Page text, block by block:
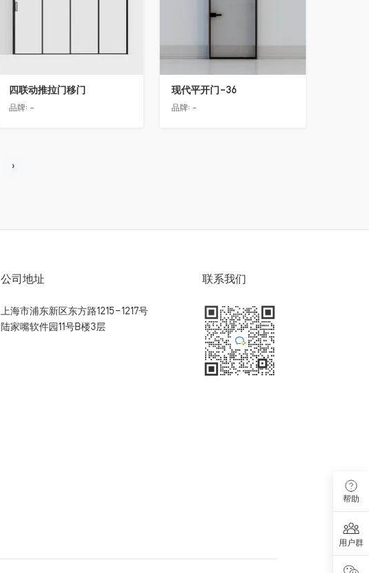
四联动推拉门移门
品牌: -
现代平开门-36
品牌: -
公司地址
上海市浦东新区东方路1215-1217号
陆家嘴软件园11号B楼3层
联系我们
帮助
用户群